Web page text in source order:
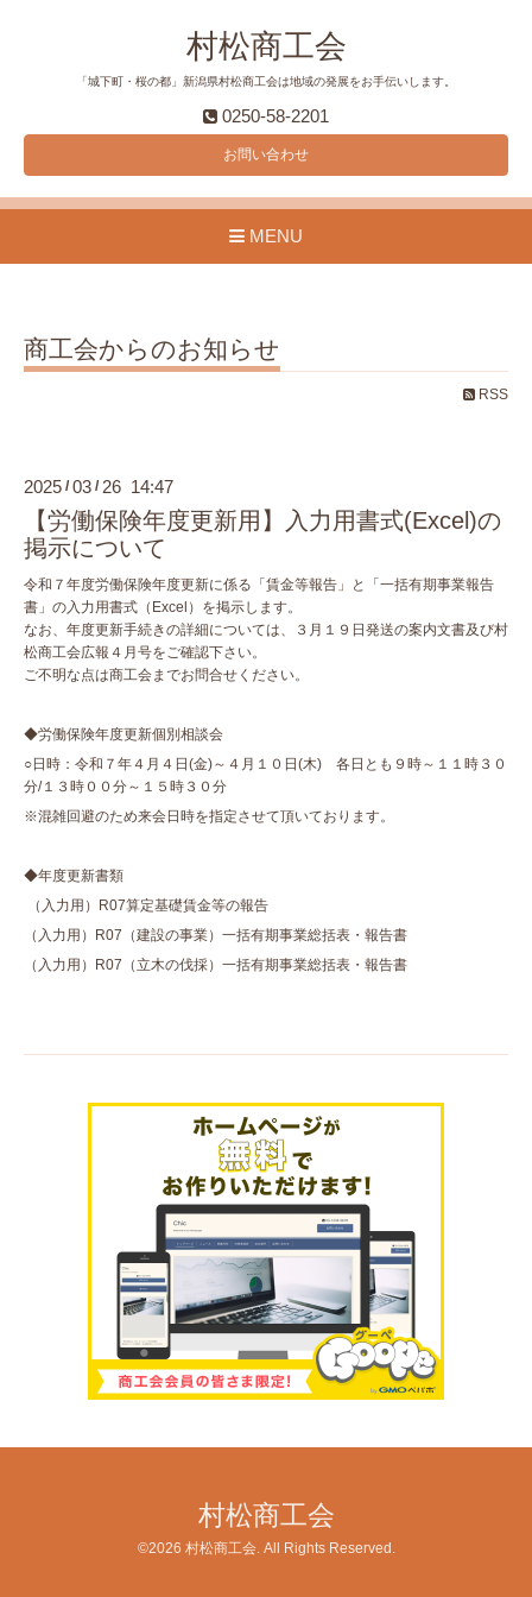
村松商工会
「城下町・桜の都」新潟県村松商工会は地域の発展をお手伝いします。
0250-58-2201
お問い合わせ
MENU
商工会からのお知らせ
RSS
2025 /03 / 26 14:47
【労働保険年度更新用】入力用書式(Excel)の
掲示について
令和７年度労働保険年度更新に係る「賃金等報告」と「一括有期事業報告
書」の入力用書式（Excel）を掲示します。
なお、年度更新手続きの詳細については、３月１９日発送の案内文書及び村
松商工会広報４月号をご確認下さい。
ご不明な点は商工会までお問合せください。
◆労働保険年度更新個別相談会
○日時：令和７年４月４日(金)～４月１０日(木) 各日とも９時～１１時３０
分/１３時００分～１５時３０分
※混雑回避のため来会日時を指定させて頂いております。
◆年度更新書類
（入力用）R07算定基礎賃金等の報告
（入力用）R07（建設の事業）一括有期事業総括表・報告書
（入力用）R07（立木の伐採）一括有期事業総括表・報告書
村松商工会
©2026 村松商工会. All Rights Reserved.